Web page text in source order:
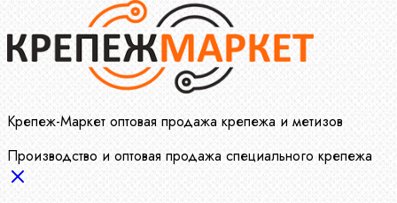
Крепеж-Маркет оптовая продажа крепежа и метизов
Производство и оптовая продажа специального крепежа